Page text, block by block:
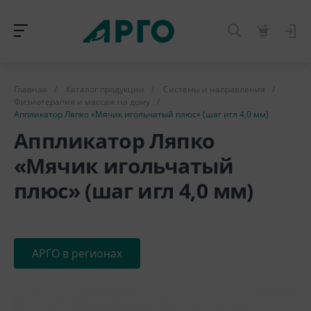
Главная / Каталог продукции / Системы и направления
/
Физиотерапия и массаж на дому
/
Аппликатор Ляпко «Мячик игольчатый плюс» (шаг игл 4,0 мм)
Аппликатор Ляпко
«Мячик игольчатый
плюс» (шаг игл 4,0 мм)
АРГО в регионах